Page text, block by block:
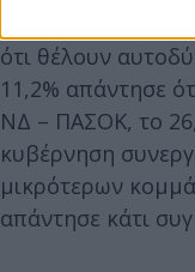
ότι θέλουν
11,2% απάντησε
ΝΔ – ΠΑΣΟΚ, το
κυβέρνηση
μικρότερων
απάντησε κάτι